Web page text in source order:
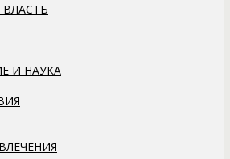
И НАУКА